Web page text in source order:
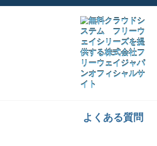
よくある質問